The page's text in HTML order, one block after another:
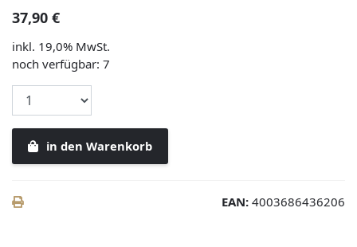
37,90 €
inkl. 19,0% MwSt.
noch verfügbar: 7
in den Warenkorb
EAN: 4003686436206